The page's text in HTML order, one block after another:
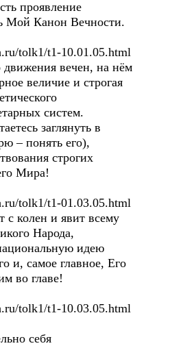
проявление
Мой Канон Вечности.
tolk1/t1-10.01.05.html
вечен, на нём
величие и строгая
систем.
заглянуть в
– понять его),
строгих
Мира!
tolk1/t1-01.03.05.html
колен и явит всему
Народа,
идею
и, самое главное, Его
во главе!
tolk1/t1-10.03.05.html
себя